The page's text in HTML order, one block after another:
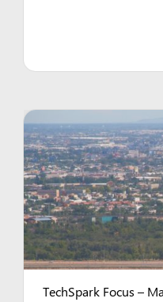
TechSpark Focus –